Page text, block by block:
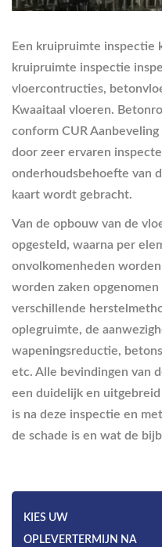
Een kruipruimte inspectie
kruipruimte inspectie
vloercontructies,
Kwaaitaal vloeren.
conform CUR
door zeer ervaren
onderhoudsbehoefte van
kaart wordt gebracht.
Van de opbouw van de
opgesteld, waarna per
onvolkomenheden
worden zaken
verschillende
oplegruimte, de
wapeningsreductie,
etc. Alle bevindingen van
een duidelijk en
is na deze inspectie en
de schade is en wat de
KIES UW
OPLEVERTERMIJN NA